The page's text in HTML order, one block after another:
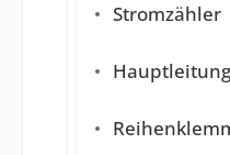
Stromzähler